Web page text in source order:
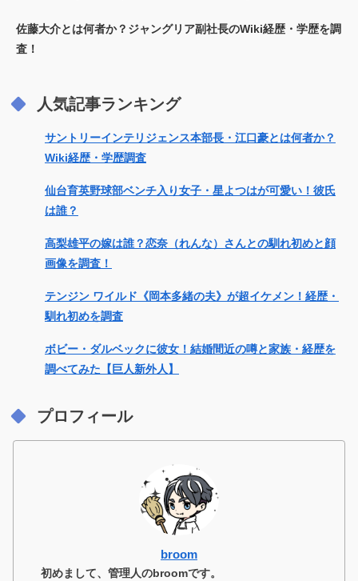
佐藤大介とは何者か？ジャングリア副社長のWiki経歴・学歴を調
査！
人気記事ランキング
サントリーインテリジェンス本部長・江口豪とは何者か？
Wiki経歴・学歴調査
仙台育英野球部ベンチ入り女子・星よつはが可愛い！彼氏
は誰？
高梨雄平の嫁は誰？恋奈（れんな）さんとの馴れ初めと顔
画像を調査！
テンジン ワイルド《岡本多緒の夫》が超イケメン！経歴・
馴れ初めを調査
ボビー・ダルベックに彼女！結婚間近の噂と家族・経歴を
調べてみた【巨人新外人】
プロフィール
broom
初めまして、管理人のbroomです。